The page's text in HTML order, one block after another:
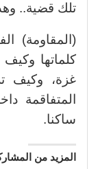
تلك قضية..
(المقاومة)
كلماتها
غزة، وكيف
المتفاقمة
ساكنا.
المزيد من